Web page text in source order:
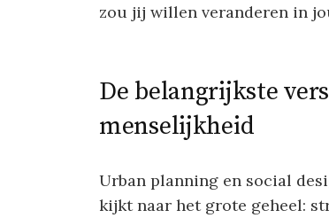
zou jij willen veranderen in
De belangrijkste
menselijkheid
Urban planning en social
kijkt naar het grote geheel: